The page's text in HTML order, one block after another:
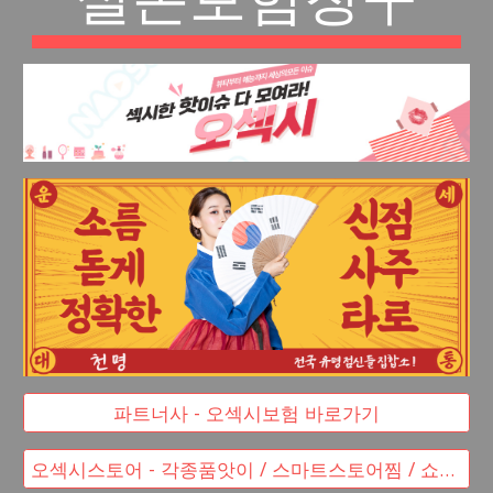
파트너사 - 오섹시보험 바로가기
오섹시스토어 - 각종품앗이 / 스마트스토어찜 / 쇼핑몰창업 바로가기